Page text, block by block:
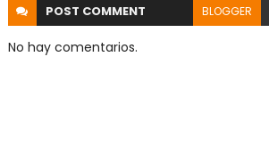
POST COMMENT BLOGGER
No hay comentarios.